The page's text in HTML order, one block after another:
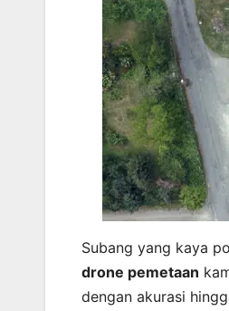
Subang yang kaya
drone pemetaan
dengan akurasi